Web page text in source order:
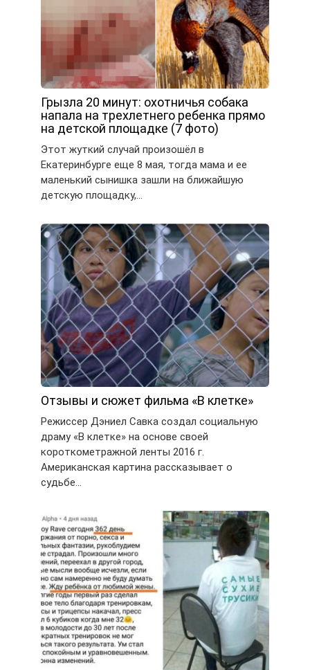
Грызла 20 минут: охотничья собака
напала на трехлетнего ребенка прямо
на детской площадке (7 фото)
Этот жуткий случай произошёл в
Екатеринбурге еще 8 мая, тогда мама и ее
маленький сынишка зашли на ближайшую
детскую площадку,…
Отзывы и сюжет фильма «В клетке»
Режиссер Дэниел Савка создал социальную
драму «В клетке» на основе своей
короткометражной ленты 2016 г.
Американская картина рассказывает о
судьбе…